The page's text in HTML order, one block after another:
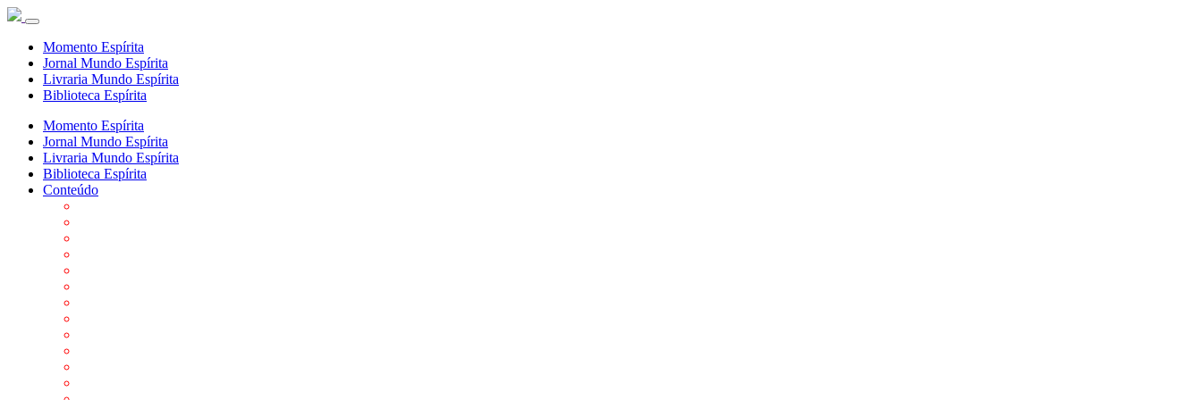
Momento Espírita
Jornal Mundo Espírita
Livraria Mundo Espírita
Biblioteca Espírita
Momento Espírita
Jornal Mundo Espírita
Livraria Mundo Espírita
Biblioteca Espírita
Conteúdo